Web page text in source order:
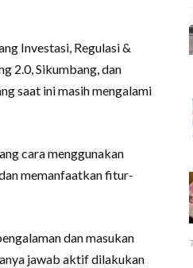
Investasi, Regulasi &
2.0, Sikumbang, dan
saat ini masih mengalami
cara menggunakan
memanfaatkan fitur-
dan masukan
jawab aktif dilakukan